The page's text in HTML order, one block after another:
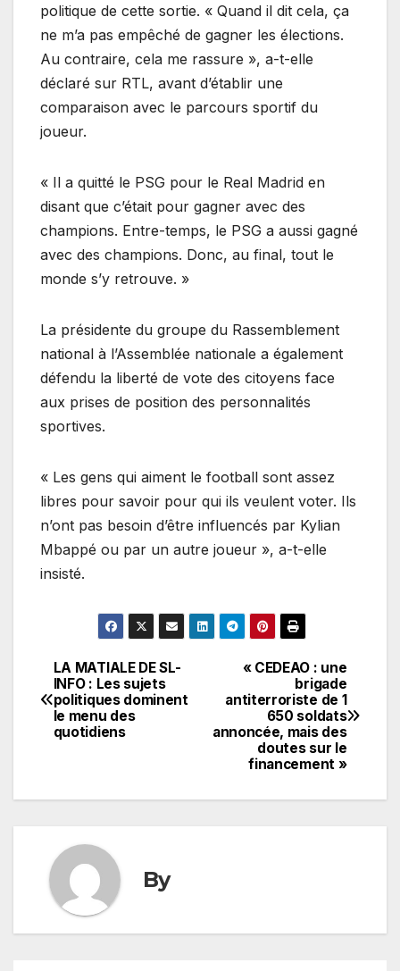
politique de cette sortie. « Quand il dit cela, ça
ne m’a pas empêché de gagner les élections.
Au contraire, cela me rassure », a-t-elle
déclaré sur RTL, avant d’établir une
comparaison avec le parcours sportif du
joueur.
« Il a quitté le PSG pour le Real Madrid en
disant que c’était pour gagner avec des
champions. Entre-temps, le PSG a aussi gagné
avec des champions. Donc, au final, tout le
monde s’y retrouve. »
La présidente du groupe du Rassemblement
national à l’Assemblée nationale a également
défendu la liberté de vote des citoyens face
aux prises de position des personnalités
sportives.
« Les gens qui aiment le football sont assez
libres pour savoir pour qui ils veulent voter. Ils
n’ont pas besoin d’être influencés par Kylian
Mbappé ou par un autre joueur », a-t-elle
insisté.
Navigation
de
l’article
« CEDEAO : une
brigade
antiterroriste de 1
650 soldats
annoncée, mais des
doutes sur le
financement »
LA MATIALE DE SL-
INFO : Les sujets
politiques dominent
le menu des
quotidiens
By